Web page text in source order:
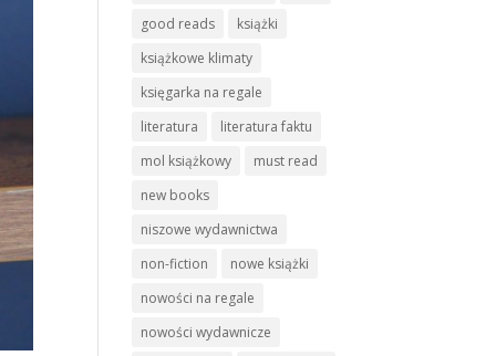
good reads
książki
książkowe klimaty
księgarka na regale
literatura
literatura faktu
mol książkowy
must read
new books
niszowe wydawnictwa
non-fiction
nowe książki
nowości na regale
nowości wydawnicze